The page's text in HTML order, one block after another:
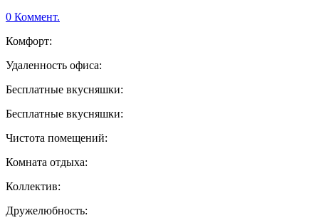
0 Коммент.
Комфорт:
Удаленность офиса:
Бесплатные вкусняшки:
Бесплатные вкусняшки:
Чистота помещений:
Комната отдыха:
Коллектив:
Дружелюбность: